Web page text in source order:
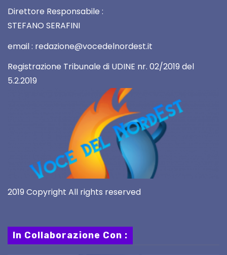
Direttore Responsabile :
STEFANO SERAFINI
email : redazione@vocedelnordest.it
Registrazione Tribunale di UDINE nr. 02/2019 del
5.2.2019
2019 Copyright All rights reserved
In Collaborazione Con :